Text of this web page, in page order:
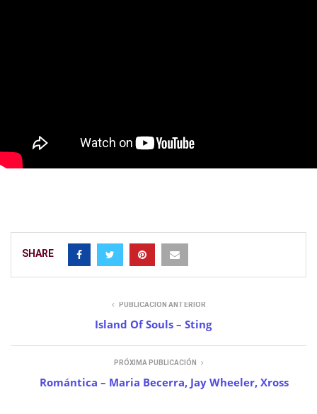
SHARE
PUBLICACIÓN ANTERIOR
Island Of Souls – Sting
PRÓXIMA PUBLICACIÓN
Romántica – Maria Becerra, Jay Wheeler, Xross